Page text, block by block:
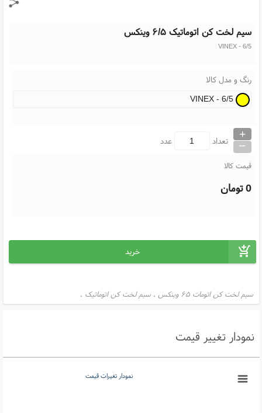
سیم لخت کن اتوماتیک ۶/۵ وینکس
VINEX - 6/5
رنگ و مدل کالا
VINEX - 6/5
تعداد
+
_ عدد
قیمت کالا
0تومان
سیم لخت کن اتومات ۶۵ وینکس ، سیم لخت کن اتوماتیک ،
نمودار تغییر قیمت
نمودار تغیرات قیمت